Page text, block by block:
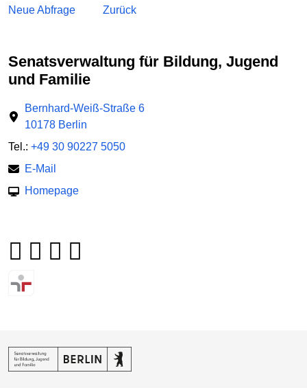
Neue Abfrage Zurück
Senatsverwaltung für Bildung, Jugend
und Familie
Bernhard-Weiß-Straße 6
10178 Berlin
Tel.: +49 30 90227 5050
E-Mail
Homepage